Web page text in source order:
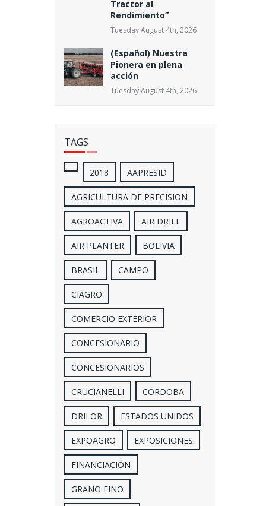
Tractor al
Rendimiento”
Tuesday August 4th, 2026
(Español) Nuestra
Pionera en plena
acción
Tuesday August 4th, 2026
TAGS
2018 AAPRESID
AGRICULTURA DE PRECISION
AGROACTIVA AIR DRILL
AIR PLANTER BOLIVIA
BRASIL CAMPO
CIAGRO
COMERCIO EXTERIOR
CONCESIONARIO
CONCESIONARIOS
CRUCIANELLI CÓRDOBA
DRILOR ESTADOS UNIDOS
EXPOAGRO EXPOSICIONES
FINANCIACIÓN
GRANO FINO